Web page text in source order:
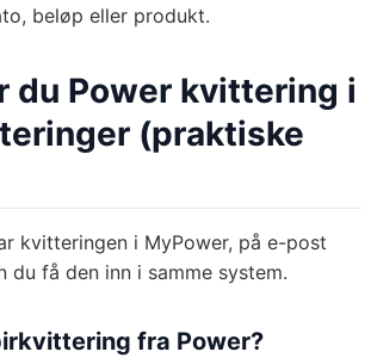
beløp eller produkt.
du Power kvittering i
(praktiske
kvitteringen i MyPower, på e-post
du få den inn i samme system.
fra Power?